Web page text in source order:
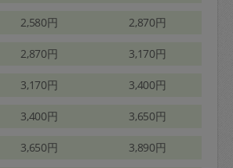
2,580円 2,870円
2,870円 3,170円
3,170円 3,400円
3,400円 3,650円
3,650円 3,890円